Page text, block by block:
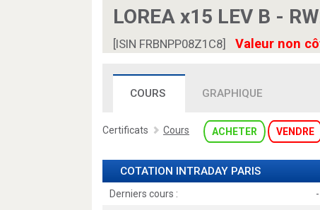
LOREA x15 LEV B -
[ISIN FRBNPP08Z1C8] Valeur non
COURS GRAPHIQUE
Certificats Cours ACHETER VENDRE
COTATION INTRADAY PARIS
Derniers cours :
-